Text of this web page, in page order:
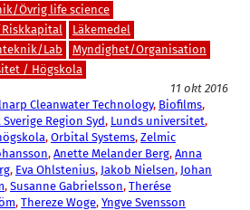
Övrig life science
Läkemedel
Lab
Myndighet/Organisation
/ Högskola
11 okt 2016
Cleanwater Technology, Biofilms
Region Syd, Lunds universitet
, Orbital Systems, Zelmic
, Anette Melander Berg, Anna
, Eva Ohlstenius, Jakob Nielsen, Johan
, Susanne Gabrielsson, Therése
, Thereze Woge, Yngve Svensson